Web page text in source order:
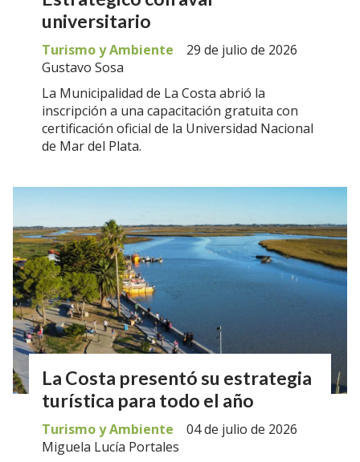
universitario
Gustavo Sosa
Turismo y Ambiente 29 de julio de 2026
La Municipalidad de La Costa abrió la
inscripción a una capacitación gratuita con
certificación oficial de la Universidad Nacional
de Mar del Plata.
La Costa presentó su estrategia
turística para todo el año
Miguela Lucía Portales
Turismo y Ambiente 04 de julio de 2026